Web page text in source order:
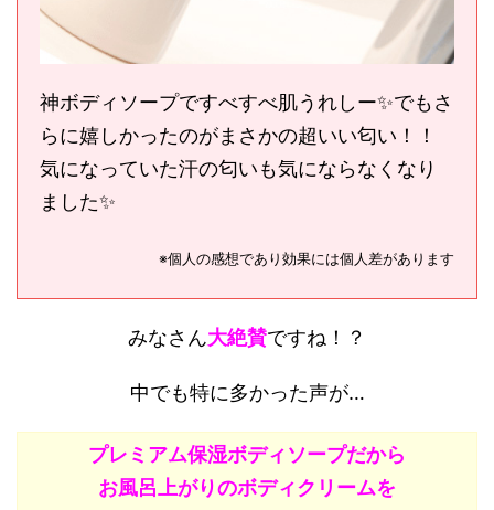
神ボディソープですべすべ肌うれしー✨でもさ
らに嬉しかったのがまさかの超いい匂い！！
気になっていた汗の匂いも気にならなくなり
ました✨
※個人の感想であり効果には個人差があります
みなさん大絶賛ですね！？
中でも特に多かった声が…
プレミアム保湿ボディソープだから
お風呂上がりのボディクリームを